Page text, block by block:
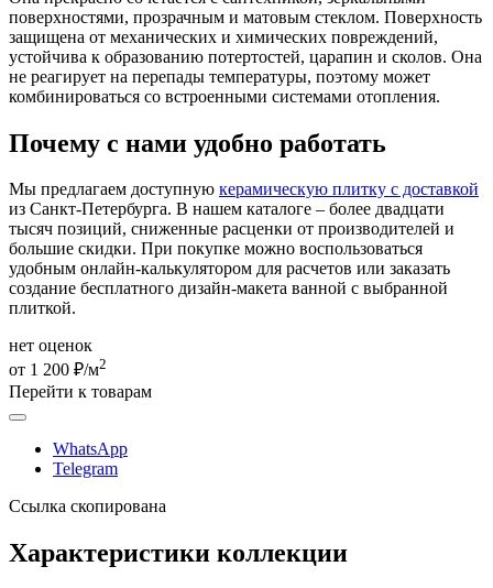
поверхностями, прозрачным и матовым стеклом. Поверхность
защищена от механических и химических повреждений,
устойчива к образованию потертостей, царапин и сколов. Она
не реагирует на перепады температуры, поэтому может
комбинироваться со встроенными системами отопления.
Почему с нами удобно работать
Мы предлагаем доступную керамическую плитку с доставкой
из Санкт-Петербурга. В нашем каталоге – более двадцати
тысяч позиций, сниженные расценки от производителей и
большие скидки. При покупке можно воспользоваться
удобным онлайн-калькулятором для расчетов или заказать
создание бесплатного дизайн-макета ванной с выбранной
плиткой.
нет оценок
от 1 200 ₽/м2
Перейти к товарам
WhatsApp
Telegram
Ссылка скопирована
Характеристики коллекции